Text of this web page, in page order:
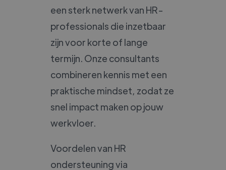
een sterk netwerk van HR-
professionals die inzetbaar
zijn voor korte of lange
termijn. Onze consultants
combineren kennis met een
praktische mindset, zodat ze
snel impact maken op jouw
werkvloer.
Voordelen van HR
ondersteuning via